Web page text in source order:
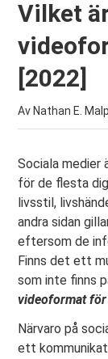
Vilket
[2022]
Av Nathan E.
Sociala medier
för de flesta
livsstil,
andra sidan
eftersom de
Finns det ett
som inte finns
videoformat för
Närvaro på
ett